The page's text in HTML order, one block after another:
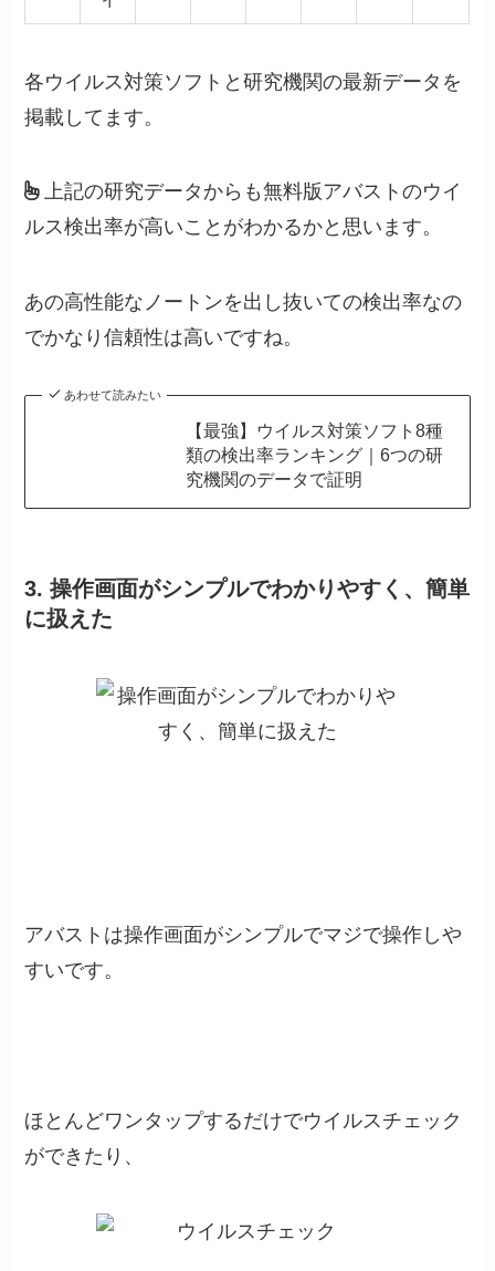
各ウイルス対策ソフトと研究機関の最新データを
掲載してます。
上記の研究データからも無料版アバストのウイ
ルス検出率が高いことがわかるかと思います。
あの高性能なノートンを出し抜いての検出率なの
でかなり信頼性は高いですね。
あわせて読みたい
【最強】ウイルス対策ソフト8種
類の検出率ランキング｜6つの研
究機関のデータで証明
3. 操作画面がシンプルでわかりやすく、簡単
に扱えた
アバストは操作画面がシンプルでマジで操作しや
すいです。
ほとんどワンタップするだけでウイルスチェック
ができたり、